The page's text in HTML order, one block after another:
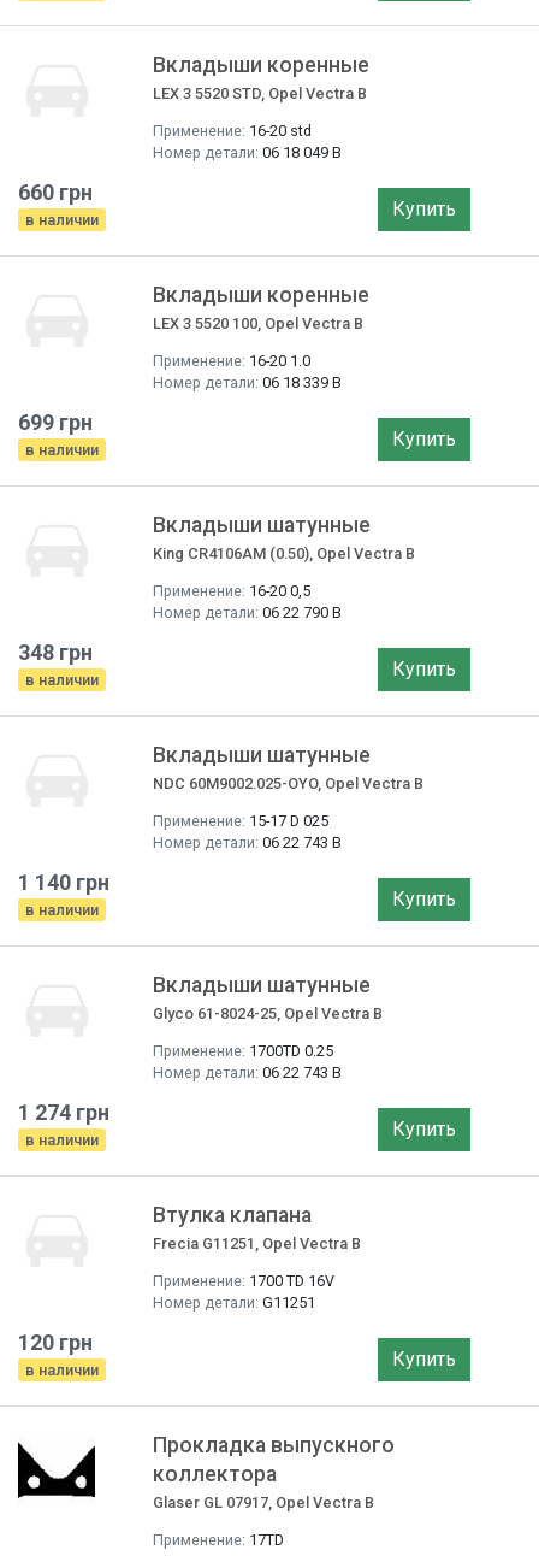
Вкладыши коренные
LEX 3 5520 STD, Opel Vectra B
Применение: 16-20 std
Номер детали: 06 18 049 B
660 грн
в наличии Купить
Вкладыши коренные
LEX 3 5520 100, Opel Vectra B
Применение: 16-20 1.0
Номер детали: 06 18 339 B
699 грн
в наличии Купить
Вкладыши шатунные
King CR4106AM (0.50), Opel Vectra B
Применение: 16-20 0,5
Номер детали: 06 22 790 B
348 грн
в наличии Купить
Вкладыши шатунные
NDC 60M9002.025-OYO, Opel Vectra B
Применение: 15-17 D 025
Номер детали: 06 22 743 B
1 140 грн
в наличии Купить
Вкладыши шатунные
Glyco 61-8024-25, Opel Vectra B
Применение: 1700TD 0.25
Номер детали: 06 22 743 B
1 274 грн
в наличии Купить
Втулка клапана
Frecia G11251, Opel Vectra B
Применение: 1700 TD 16V
Номер детали: G11251
120 грн
в наличии Купить
Прокладка выпускного
коллектора
Glaser GL 07917, Opel Vectra B
Применение: 17TD